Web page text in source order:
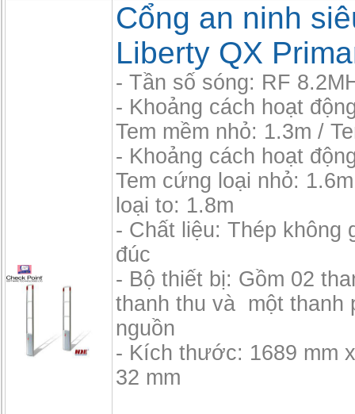
Cổng an ninh
Liberty QX
- Tần số sóng: RF
- Khoảng cách hoạt
Tem mềm nhỏ: 1.3m /
- Khoảng cách hoạt
Tem cứng loại nhỏ:
loại to: 1.8m
- Chất liệu: Thép không
đúc
- Bộ thiết bị: Gồm 02
thanh thu và một thanh
nguồn
- Kích thước: 1689 mm
32 mm